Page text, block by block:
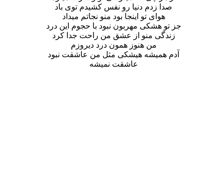
صدا زدم دنیا رو نفس کشیدم توی باد
هوای تو اینجا بود منو نجاتم میداد
جز تو هشکی مهربون نبود با حجوم این درد
زندگی منو از عشق من راحت جدا کرد
من هنوز همون درد دیروزم
آدم همیشه هیشکی مثل من عاشقت نبود
عاشقت نمیشه